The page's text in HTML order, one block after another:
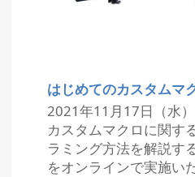
はじめてのカスタムマ
2021年11月17日（水
カスタムマクロに関す
ラミング方法を解説す
をオンラインで実施い